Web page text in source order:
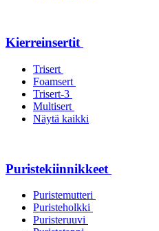
Kierreinsertit
Trisert
Foamsert
Trisert-3
Multisert
Näytä kaikki
Puristekiinnikkeet
Puristemutteri
Puristeholkki
Puristeruuvi